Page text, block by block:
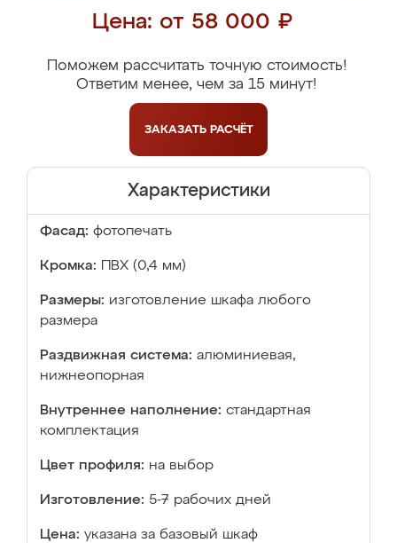
Цена: от 58 000 ₽
Поможем рассчитать точную стоимость!
Ответим менее, чем за 15 минут!
ЗАКАЗАТЬ РАСЧЁТ
Характеристики
Фасад: фотопечать
Кромка: ПВХ (0,4 мм)
Размеры: изготовление шкафа любого
размера
Раздвижная система: алюминиевая,
нижнеопорная
Внутреннее наполнение: стандартная
комплектация
Цвет профиля: на выбор
Изготовление: 5-7 рабочих дней
Цена: указана за базовый шкаф